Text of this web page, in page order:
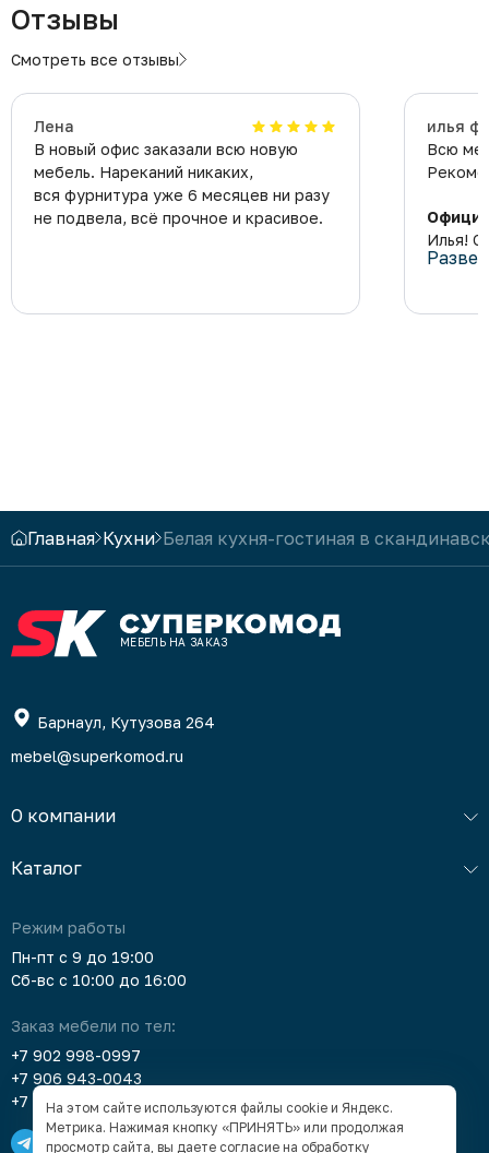
Отзывы
Смотреть все отзывы
Лена
В новый офис заказали всю новую
мебель. Нареканий никаких,
вся фурнитура уже 6 месяцев ни разу
не подвела, всё прочное и красивое.
илья
Всю
Илья!
Главная Кухни Белая кухня-гостиная в
МЕБЕЛЬ НА ЗАКАЗ
Барнаул, Кутузова 264
mebel@superkomod.ru
О компании
Каталог
Режим работы
Пн-пт с 9 до 19:00
Сб-вс с 10:00 до 16:00
Заказ мебели по тел:
+7 902 998-0997
+7 906 943-0043
+7 903 912-5378
На этом сайте используются файлы cookie и Яндекс.
Метрика. Нажимая кнопку «ПРИНЯТЬ» или продолжая
просмотр сайта, вы даете согласие на обработку